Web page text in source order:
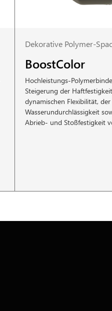
Dekorative Polymer-
BoostColor
Hochleistungs-
Steigerung der
dynamischen Flexibilität, der
Wasserundurchlässigkeit
Abrieb- und Stoßfestigkeit